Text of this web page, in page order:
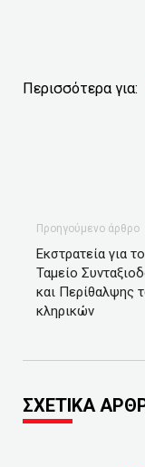
Περισσότερα για:
Προηγούμενο άρθρο
Εκστρατεία για το
Ταμείο
και Περίθαλψης
κληρικών
ΣΧΕΤΙΚΑ